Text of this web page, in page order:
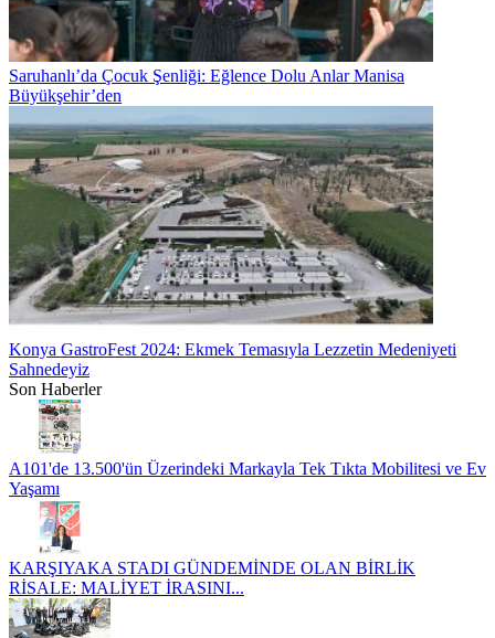
Saruhanlı’da Çocuk Şenliği: Eğlence Dolu Anlar Manisa
Büyükşehir’den
Konya GastroFest 2024: Ekmek Temasıyla Lezzetin Medeniyeti
Sahnedeyiz
Son Haberler
A101'de 13.500'ün Üzerindeki Markayla Tek Tıkta Mobilitesi ve Ev
Yaşamı
KARŞIYAKA STADI GÜNDEMİNDE OLAN BİRLİK
RİSALE: MALİYET İRASINI...